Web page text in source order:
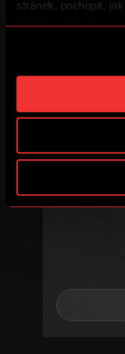
stránek, pochopit,
reklamu na základě
cookies a účely
„Podrobném
kdykoliv změnit. Jak
ZÁŘÍ 2008